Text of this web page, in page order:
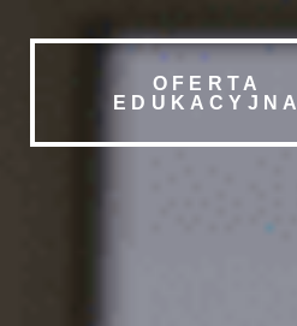
OFERTA
EDUKACYJNA